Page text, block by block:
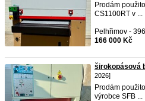
Prodám
CS1100RT v ...
Pelhřimov -
166 000 Kč
širokopásová
2026]
Prodám
výrobce SFB ...